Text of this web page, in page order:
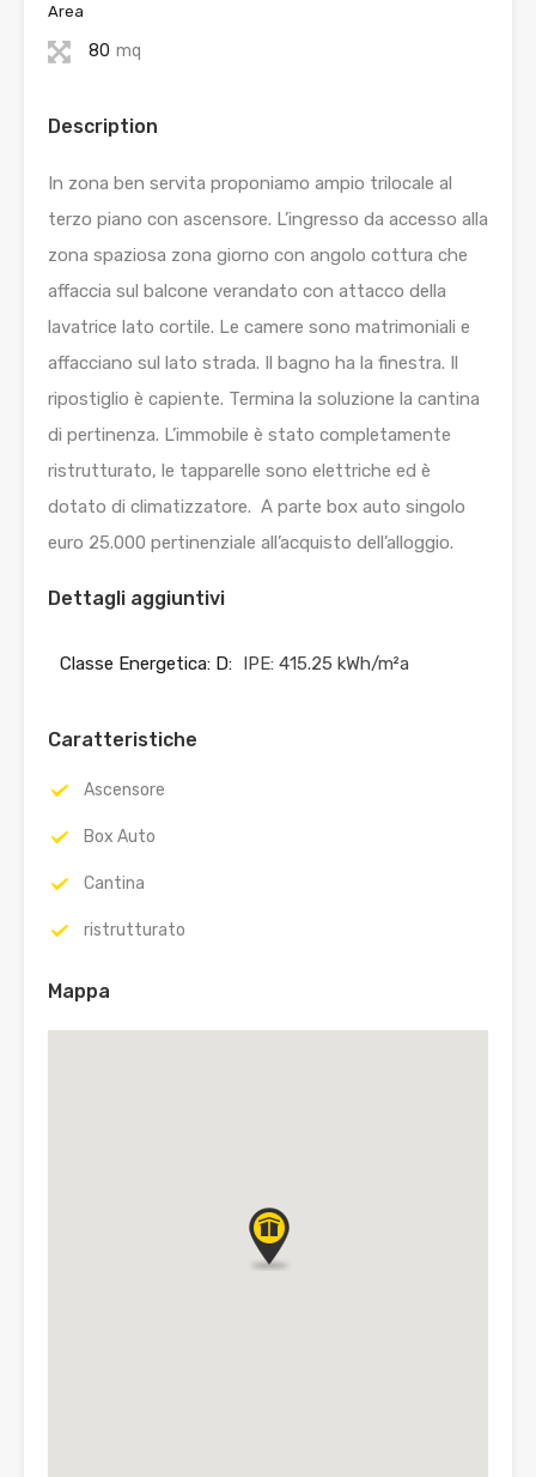
Area
80 mq
Description
In zona ben servita proponiamo ampio trilocale al
terzo piano con ascensore. L’ingresso da accesso alla
zona spaziosa zona giorno con angolo cottura che
affaccia sul balcone verandato con attacco della
lavatrice lato cortile. Le camere sono matrimoniali e
affacciano sul lato strada. Il bagno ha la finestra. Il
ripostiglio è capiente. Termina la soluzione la cantina
di pertinenza. L’immobile è stato completamente
ristrutturato, le tapparelle sono elettriche ed è
dotato di climatizzatore. A parte box auto singolo
euro 25.000 pertinenziale all’acquisto dell’alloggio.
Dettagli aggiuntivi
Classe Energetica: D: IPE: 415.25 kWh/m²a
Caratteristiche
Ascensore
Box Auto
Cantina
ristrutturato
Mappa